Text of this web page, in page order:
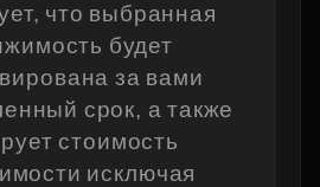
что выбранная
будет
за вами
срок, а также
стоимость
исключая